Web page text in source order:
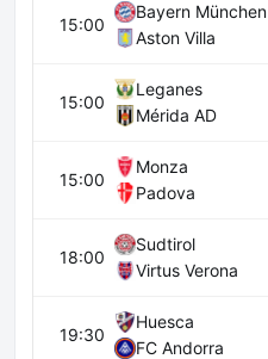
15:00
Bayern München
Aston Villa
15:00
Leganes
Mérida AD
15:00
Monza
Padova
18:00
Sudtirol
Virtus Verona
19:30
Huesca
FC Andorra